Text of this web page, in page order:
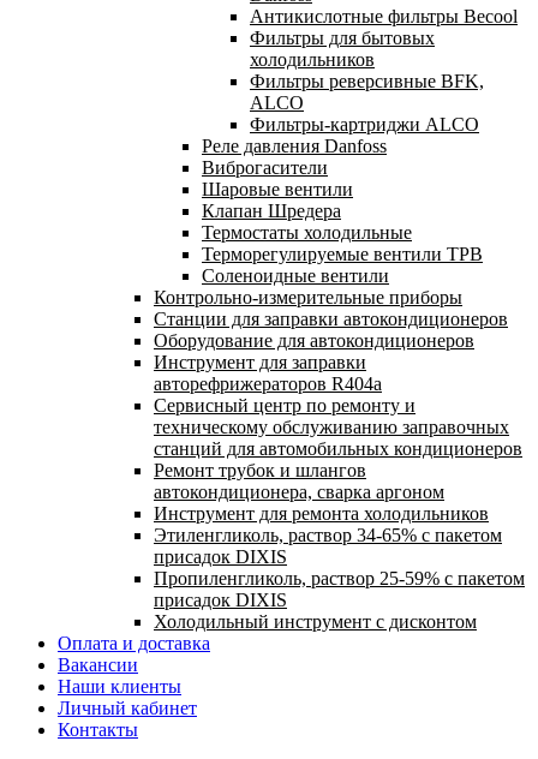
Антикислотные фильтры Becool
Фильтры для бытовых
холодильников
Фильтры реверсивные BFK,
ALCO
Фильтры-картриджи ALCO
Реле давления Danfoss
Виброгасители
Шаровые вентили
Клапан Шредера
Термостаты холодильные
Терморегулируемые вентили ТРВ
Соленоидные вентили
Контрольно-измерительные приборы
Станции для заправки автокондиционеров
Оборудование для автокондиционеров
Инструмент для заправки
авторефрижераторов R404a
Сервисный центр по ремонту и
техническому обслуживанию заправочных
станций для автомобильных кондиционеров
Ремонт трубок и шлангов
автокондиционера, сварка аргоном
Инструмент для ремонта холодильников
Этиленгликоль, раствор 34-65% с пакетом
присадок DIXIS
Пропиленгликоль, раствор 25-59% с пакетом
присадок DIXIS
Холодильный инструмент с дисконтом
Оплата и доставка
Вакансии
Наши клиенты
Личный кабинет
Контакты